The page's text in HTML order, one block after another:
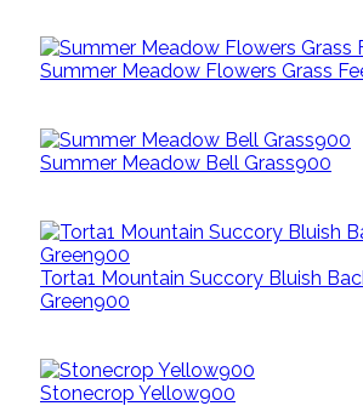
Summer Meadow Flowers Grass
Summer Meadow Bell Grass900
Torta1 Mountain Succory Bluish
Green900
Stonecrop Yellow900